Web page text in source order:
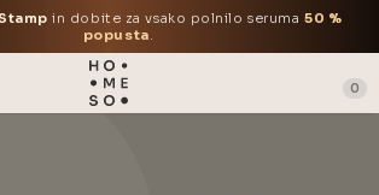
in dobite za vsako polnilo seruma 50 %
popusta.
0